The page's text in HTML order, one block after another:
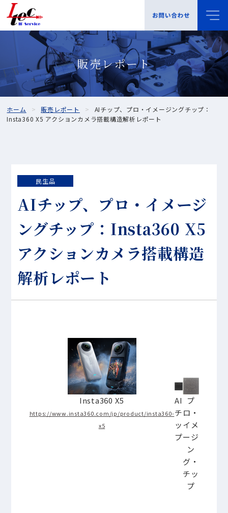
販売レポート
ホーム 販売レポート
AIチップ、プロ・イメージングチップ：
Insta360 X5 アクションカメラ搭載構造解析レポート
民生品
AIチップ、プロ・イメージ
ングチップ：Insta360 X5
アクションカメラ搭載構造
解析レポート
Insta360 X5
https://www.insta360.com/jp/product/insta360-
x5
AI
チ
ッ
プ
プ
ロ・
イメ
ージ
ン
グ・
チッ
プ